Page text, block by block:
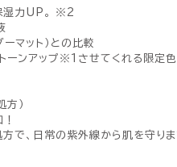
湿力UP。 ※2
マット）との比較
ーンアップ※1させてくれる限定
）
で、日常の紫外線から肌を守りま